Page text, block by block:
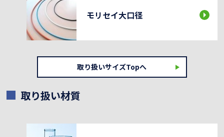
モリセイ大口径
取り扱いサイズTopへ
取り扱い材質